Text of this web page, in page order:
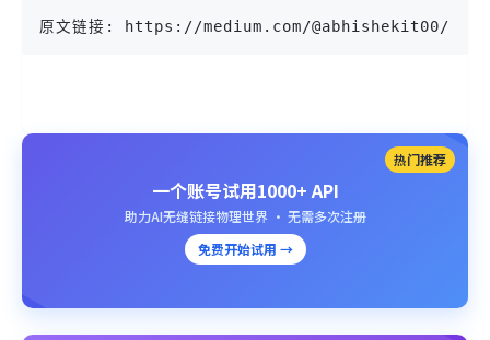
原文链接: https://medium.com/@abhishekit00/
热门推荐
一个账号试用1000+ API
助力AI无缝链接物理世界 · 无需多次注册
免费开始试用 →